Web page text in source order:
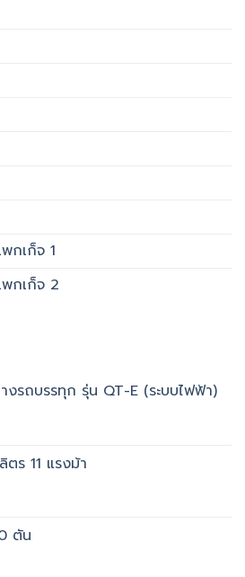
กเก็จ 1
กเก็จ 2
งรถบรรทุก รุ่น QT-E (ระบบไฟฟ้า)
ร 11 แรงม้า
ตัน